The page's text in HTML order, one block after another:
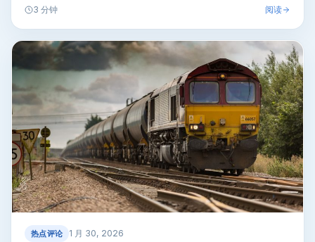
3 分钟 阅读
热点评论 1 月 30, 2026